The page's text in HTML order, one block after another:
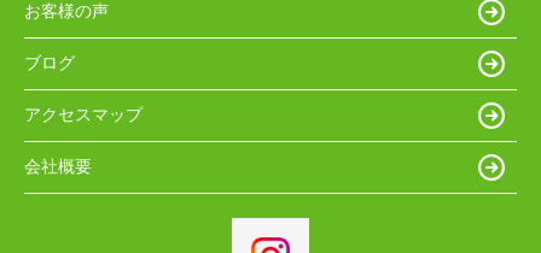
お客様の声
ブログ
アクセスマップ
会社概要